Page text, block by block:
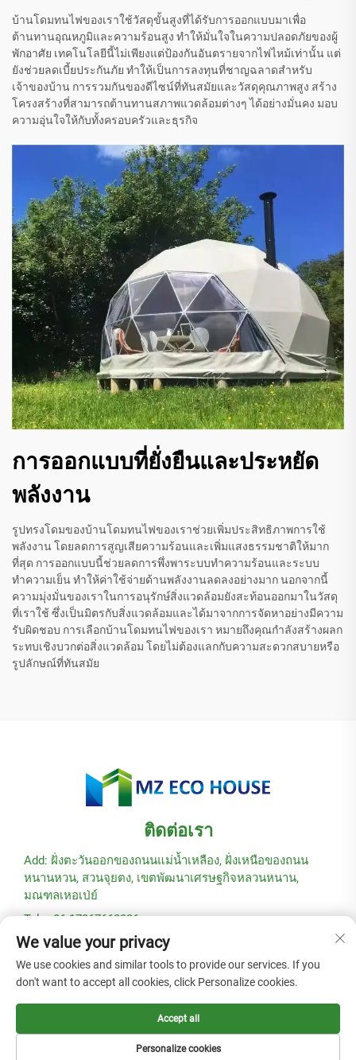
บ้านโดมทนไฟของเราใช้วัสดุขั้นสูงที่ได้รับการออกแบบมาเพื่อ
ต้านทานอุณหภูมิและความร้อนสูง ทำให้มั่นใจในความปลอดภัยของผู้
พักอาศัย เทคโนโลยีนี้ไม่เพียงแต่ป้องกันอันตรายจากไฟไหม้เท่านั้น แต่
ยังช่วยลดเบี้ยประกันภัย ทำให้เป็นการลงทุนที่ชาญฉลาดสำหรับ
เจ้าของบ้าน การรวมกันของดีไซน์ที่ทันสมัยและวัสดุคุณภาพสูง สร้าง
โครงสร้างที่สามารถต้านทานสภาพแวดล้อมต่างๆ ได้อย่างมั่นคง มอบ
ความอุ่นใจให้กับทั้งครอบครัวและธุรกิจ
การออกแบบที่ยั่งยืนและประหยัด
พลังงาน
รูปทรงโดมของบ้านโดมทนไฟของเราช่วยเพิ่มประสิทธิภาพการใช้
พลังงาน โดยลดการสูญเสียความร้อนและเพิ่มแสงธรรมชาติให้มาก
ที่สุด การออกแบบนี้ช่วยลดการพึ่งพาระบบทำความร้อนและระบบ
ทำความเย็น ทำให้ค่าใช้จ่ายด้านพลังงานลดลงอย่างมาก นอกจากนี้
ความมุ่งมั่นของเราในการอนุรักษ์สิ่งแวดล้อมยังสะท้อนออกมาในวัสดุ
ที่เราใช้ ซึ่งเป็นมิตรกับสิ่งแวดล้อมและได้มาจากการจัดหาอย่างมีความ
รับผิดชอบ การเลือกบ้านโดมทนไฟของเรา หมายถึงคุณกำลังสร้างผลก
ระทบเชิงบวกต่อสิ่งแวดล้อม โดยไม่ต้องแลกกับความสะดวกสบายหรือ
รูปลักษณ์ที่ทันสมัย
ติดต่อเรา
Add: ฝั่งตะวันออกของถนนแม่น้ำเหลือง, ฝั่งเหนือของถนน
หนานหวน, สวนจุยตง, เขตพัฒนาเศรษฐกิจหลวนหนาน,
มณฑลเหอเป่ย์
Tel: +86-17367662336
อีเมล:[email protected]
Technology Co., Ltd. -นโยบายความเป็นส่วนตัว
We value your privacy
We use cookies and similar tools to provide our services. If you
don't want to accept all cookies, click Personalize cookies.
Personalize cookies
Accept all